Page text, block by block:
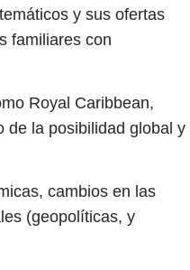
y sus ofertas
familiares con
Royal Caribbean,
de la posibilidad global y
cambios en las
(geopolíticas, y